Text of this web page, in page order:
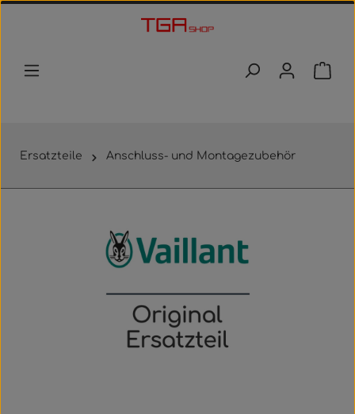
Zum Hauptinhalt springen
Ersatzteile Anschluss- und Montagezubehör